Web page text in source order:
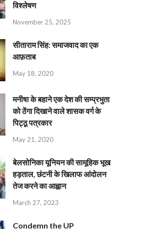
विश्लेषण
November 25, 2025
सीताराम सिंह: समाजवाद का एक
आफ़ताब
May 18, 2020
मनीषा के बहाने एक देश की सम्प्रभुता
को ठेंगा दिखाने वाले शासक वर्ग के
पिट्ठू पत्रकार
May 21, 2020
बेलसोनिका यूनियन की सामूहिक भूख
हड़ताल, छंटनी के खिलाफ आंदोलन
तेज करने का आह्वान
March 27, 2023
Condemn the UP